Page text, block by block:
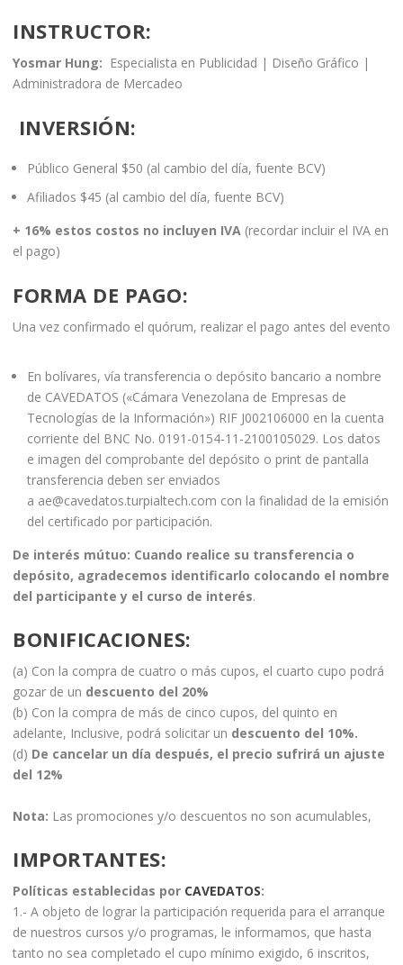
INSTRUCTOR:
Yosmar Hung: Especialista en Publicidad | Diseño Gráfico |
Administradora de Mercadeo
INVERSIÓN:
Público General $50 (al cambio del día, fuente BCV)
Afiliados $45 (al cambio del día, fuente BCV)
+ 16% estos costos no incluyen IVA (recordar incluir el IVA en
el pago)
FORMA DE PAGO:
Una vez confirmado el quórum, realizar el pago antes del evento
En bolívares, vía transferencia o depósito bancario a nombre
de CAVEDATOS («Cámara Venezolana de Empresas de
Tecnologías de la Información») RIF J002106000 en la cuenta
corriente del BNC No. 0191-0154-11-2100105029. Los datos
e imagen del comprobante del depósito o print de pantalla
transferencia deben ser enviados
a ae@cavedatos.turpialtech.com con la finalidad de la emisión
del certificado por participación.
De interés mútuo: Cuando realice su transferencia o
depósito, agradecemos identificarlo colocando el nombre
del participante y el curso de interés.
BONIFICACIONES:
(a) Con la compra de cuatro o más cupos, el cuarto cupo podrá
gozar de un descuento del 20%
(b) Con la compra de más de cinco cupos, del quinto en
adelante, Inclusive, podrá solicitar un descuento del 10%.
(d) De cancelar un día después, el precio sufrirá un ajuste
del 12%
Nota: Las promociones y/o descuentos no son acumulables,
IMPORTANTES:
Políticas establecidas por CAVEDATOS:
1.- A objeto de lograr la participación requerida para el arranque
de nuestros cursos y/o programas, le informamos, que hasta
tanto no sea completado el cupo mínimo exigido, 6 inscritos,